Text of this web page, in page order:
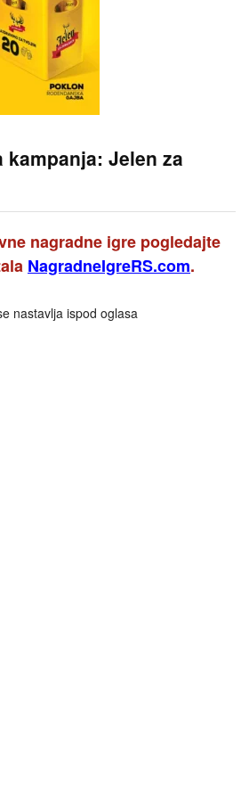
kampanja: Jelen za
nagradne igre pogledajte
NagradneIgreRS.com.
nastavlja ispod oglasa